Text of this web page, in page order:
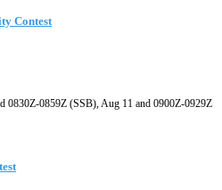
Contest
0830Z-0859Z (SSB), Aug 11 and 0900Z-0929Z